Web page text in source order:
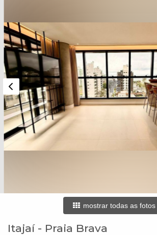
mostrar todas as fotos
Itajaí- Praia Brava